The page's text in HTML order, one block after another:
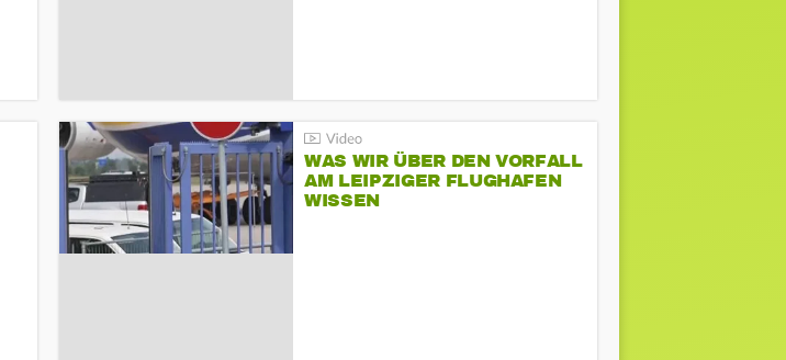
WAS WIR ÜBER DEN VORFALL
AM LEIPZIGER FLUGHAFEN
WISSEN